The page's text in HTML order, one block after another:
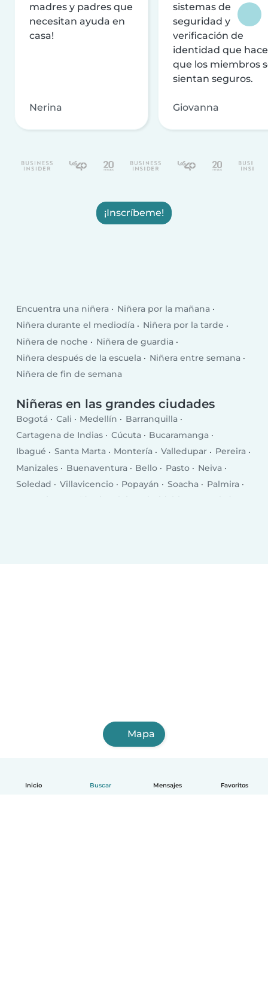
Inicio Buscar Mensajes Favoritos
madres y padres que
necesitan ayuda en
casa!
Nerina
sistemas de
seguridad y
verificación de
identidad que
que los miembros
sientan seguros.
Giovanna
¡Inscríbeme!
Encuentra una niñera
Niñera por la mañana
Niñera durante el mediodía
Niñera por la tarde
Niñera de noche
Niñera de guardia
Niñera después de la escuela
Niñera entre semana
Niñera de fin de semana
Niñeras en las grandes ciudades
Bogotá Cali Medellín
Barranquilla
Cartagena de Indias
Cúcuta
Bucaramanga
Ibagué
Santa Marta Montería Valledupar
Pereira
Manizales
Buenaventura Bello Pasto
Neiva
Soledad
Villavicencio Popayán Soacha
Palmira
Armenia
Itagüí Sincelejo Floridablanca
Tuluá
Mapa